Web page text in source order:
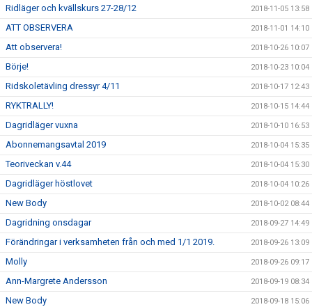
Ridläger och kvällskurs 27-28/12 2018-11-05 13:58
ATT OBSERVERA 2018-11-01 14:10
Att observera! 2018-10-26 10:07
Börje! 2018-10-23 10:04
Ridskoletävling dressyr 4/11 2018-10-17 12:43
RYKTRALLY! 2018-10-15 14:44
Dagridläger vuxna 2018-10-10 16:53
Abonnemangsavtal 2019 2018-10-04 15:35
Teoriveckan v.44 2018-10-04 15:30
Dagridläger höstlovet 2018-10-04 10:26
New Body 2018-10-02 08:44
Dagridning onsdagar 2018-09-27 14:49
Förändringar i verksamheten från och med 1/1 2019. 2018-09-26 13:09
Molly 2018-09-26 09:17
Ann-Margrete Andersson 2018-09-19 08:34
New Body 2018-09-18 15:06